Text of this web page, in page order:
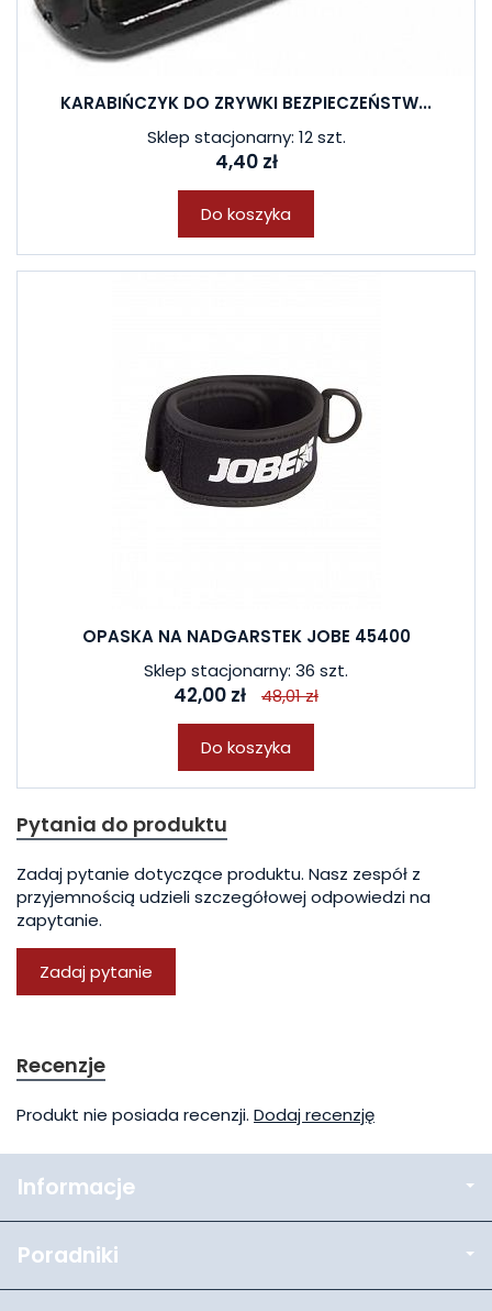
KARABIŃCZYK DO ZRYWKI BEZPIECZEŃSTW...
Sklep stacjonarny: 12 szt.
4,40 zł
Do koszyka
OPASKA NA NADGARSTEK JOBE 45400
Sklep stacjonarny: 36 szt.
42,00 zł 48,01 zł
Do koszyka
Pytania do produktu
Zadaj pytanie dotyczące produktu. Nasz zespół z
przyjemnością udzieli szczegółowej odpowiedzi na
zapytanie.
Zadaj pytanie
Recenzje
Produkt nie posiada recenzji. Dodaj recenzję
Informacje
Poradniki